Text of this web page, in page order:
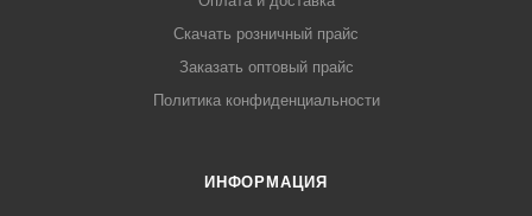
Скачать розничный прайс
Заказать оптовый прайс
Политика конфиденциальности
ИНФОРМАЦИЯ